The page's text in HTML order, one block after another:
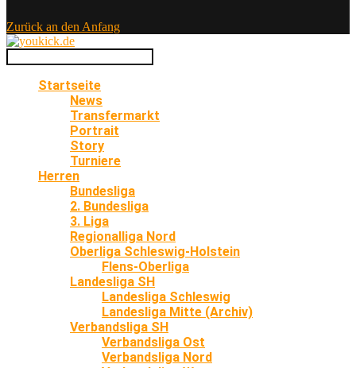
Zurück an den Anfang
Startseite
News
Transfermarkt
Portrait
Story
Turniere
Herren
Bundesliga
2. Bundesliga
3. Liga
Regionalliga Nord
Oberliga Schleswig-Holstein
Flens-Oberliga
Landesliga SH
Landesliga Schleswig
Landesliga Mitte (Archiv)
Verbandsliga SH
Verbandsliga Ost
Verbandsliga Nord